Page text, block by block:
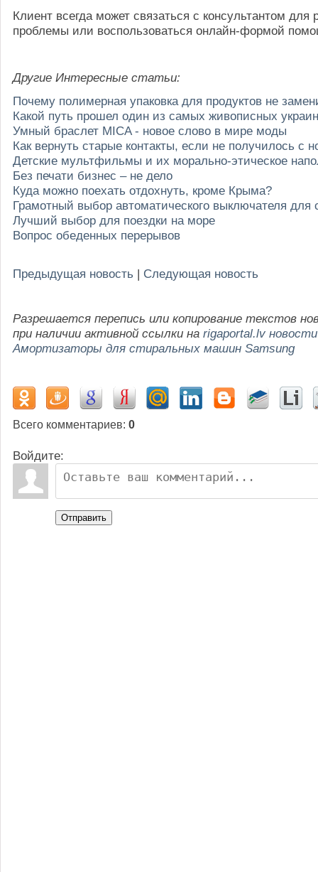
Клиент всегда может связаться с консультантом для
проблемы или воспользоваться онлайн-формой
Другие Интересные статьи:
Почему полимерная упаковка для продуктов не
Какой путь прошел один из самых живописных
Умный браслет MICA - новое слово в мире моды
Как вернуть старые контакты, если не получилось с
Детские мультфильмы и их морально-этическое
Без печати бизнес – не дело
Куда можно поехать отдохнуть, кроме Крыма?
Грамотный выбор автоматического выключателя для
Лучший выбор для поездки на море
Вопрос обеденных перерывов
Предыдущая новость | Следующая новость
Разрешается перепись или копирование текстов
при наличии активной ссылки на rigaportal.lv новости
Амортизаторы для стиральных машин Samsung
Всего комментариев: 0
Войдите:
Отправить